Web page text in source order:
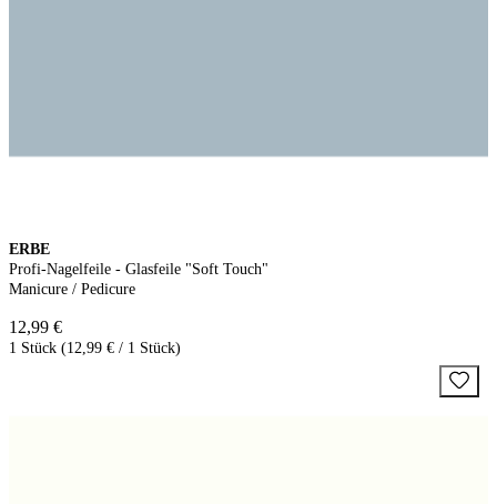
ERBE
Profi-Nagelfeile - Glasfeile "Soft Touch"
Manicure / Pedicure
12,99 €
1 Stück (12,99 € / 1 Stück)